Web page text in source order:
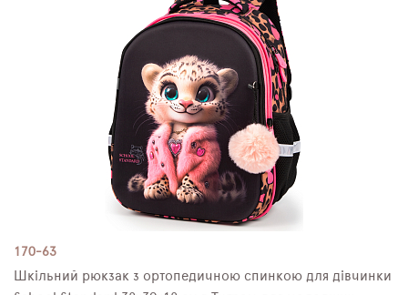
170-63
Шкільний рюкзак з ортопедичною спинкою для дівчинки